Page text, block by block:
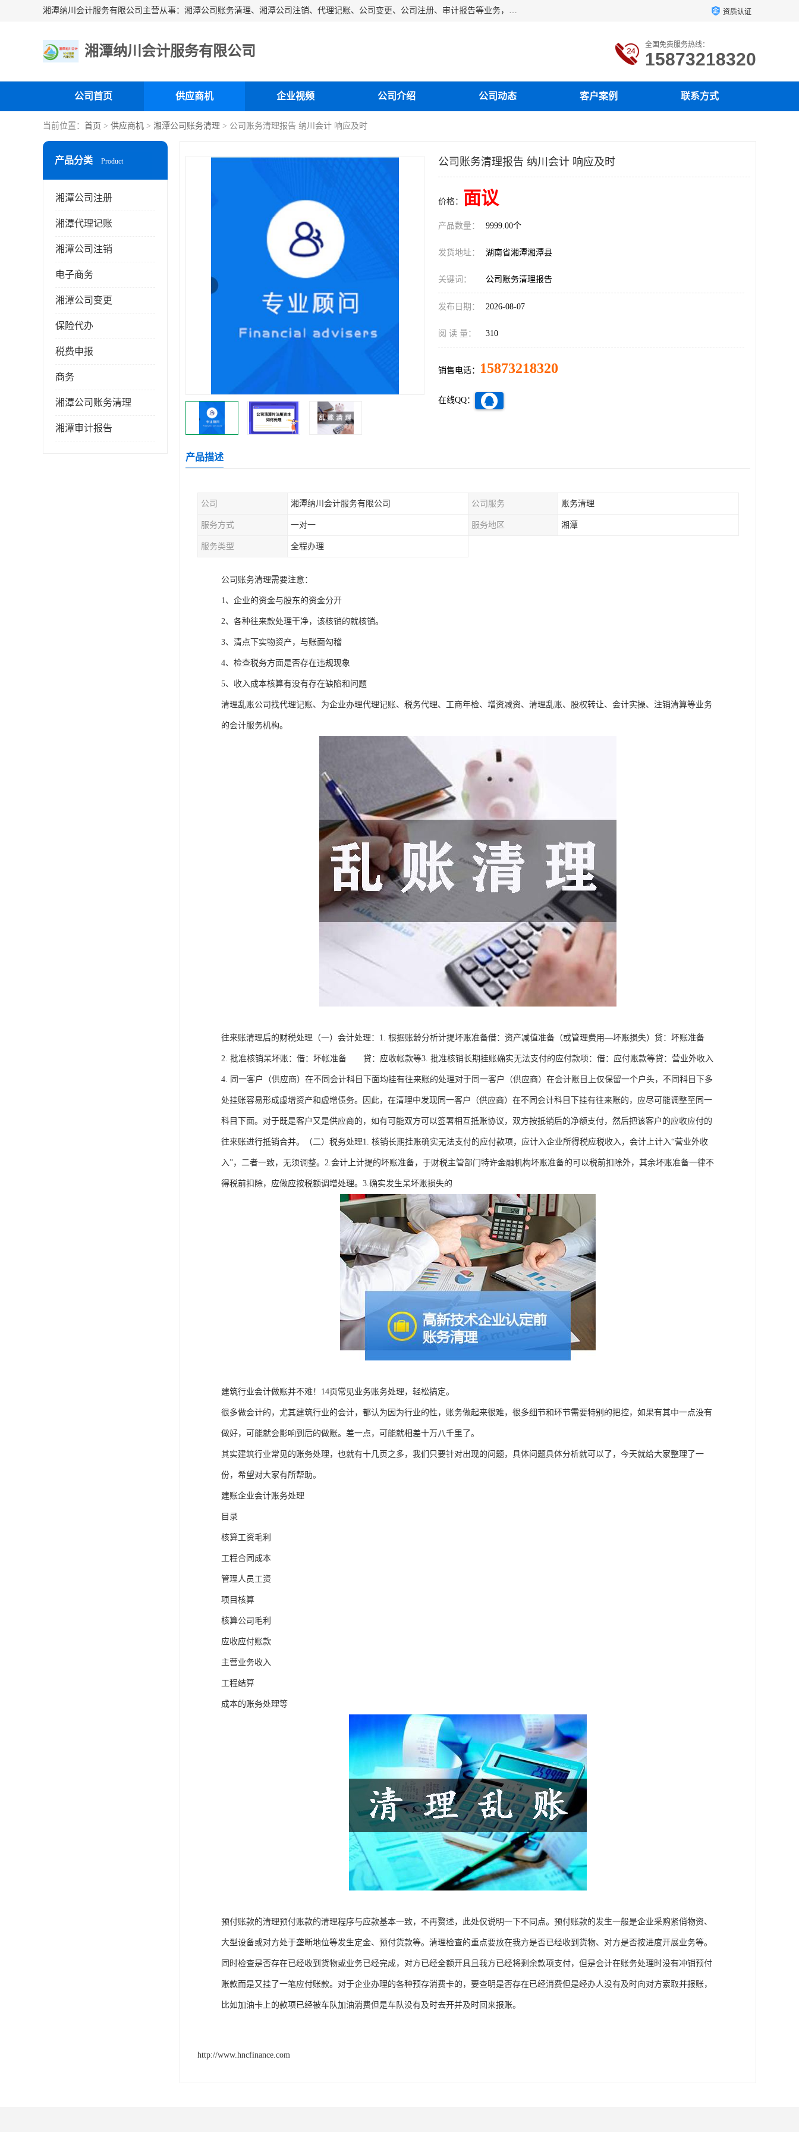
湘潭纳川会计服务有限公司主营从事：湘潭公司账务清理、湘潭公司注销、代理记账、公司变更、公司注册、审计报告等业务，公司设立有专门的代理注册部门，现有工商代办专员，部门经理从事工商代办多年，对各地区公司注册、公司变更、进出口业务等流程以及各行业公司注册、变更所需注意的细节都非常熟悉。 资质认证
湘潭纳川会计服务有限公司 全国免费服务热线：
15873218320
公司首页 供应商机 企业视频 公司介绍 公司动态 客户案例 联系方式
当前位置： 首页 > 供应商机 > 湘潭公司账务清理 > 公司账务清理报告 纳川会计 响应及时
产品分类 Product
湘潭公司注册
湘潭代理记账
湘潭公司注销
电子商务
湘潭公司变更
保险代办
税费申报
商务
湘潭公司账务清理
湘潭审计报告
公司账务清理报告 纳川会计 响应及时
价格： 面议
产品数量： 9999.00个
发货地址： 湖南省湘潭湘潭县
关键词： 公司账务清理报告
发布日期： 2026-08-07
阅 读 量： 310
销售电话： 15873218320
在线QQ：
产品描述
公司 湘潭纳川会计服务有限公司 公司服务 账务清理
服务方式 一对一 服务地区 湘潭
服务类型 全程办理
公司账务清理需要注意：
1、企业的资金与股东的资金分开
2、各种往来款处理干净，该核销的就核销。
3、清点下实物资产，与账面勾稽
4、检查税务方面是否存在违规现象
5、收入成本核算有没有存在缺陷和问题
清理乱账公司找代理记账、为企业办理代理记账、税务代理、工商年检、增资减资、清理乱账、股权转让、会计实操、注销清算等业务
的会计服务机构。
往来账清理后的财税处理（一）会计处理：1. 根据账龄分析计提坏账准备借：资产减值准备（或管理费用—坏账损失）贷：坏账准备
2. 批准核销呆坏账：借：坏帐准备 贷：应收帐款等3. 批准核销长期挂账确实无法支付的应付款项：借：应付账款等贷：营业外收入
4. 同一客户（供应商）在不同会计科目下面均挂有往来账的处理对于同一客户（供应商）在会计账目上仅保留一个户头，不同科目下多
处挂账容易形成虚增资产和虚增债务。因此，在清理中发现同一客户（供应商）在不同会计科目下挂有往来账的，应尽可能调整至同一
科目下面。对于既是客户又是供应商的，如有可能双方可以签署相互抵账协议，双方按抵销后的净额支付，然后把该客户的应收应付的
往来账进行抵销合并。（二）税务处理1. 核销长期挂账确实无法支付的应付款项，应计入企业所得税应税收入，会计上计入“营业外收
入”，二者一致，无须调整。2.会计上计提的坏账准备，于财税主管部门特许金融机构坏账准备的可以税前扣除外，其余坏账准备一律不
得税前扣除，应做应按税额调增处理。3.确实发生呆坏账损失的
建筑行业会计做账并不难！14页常见业务账务处理，轻松搞定。
很多做会计的，尤其建筑行业的会计，都认为因为行业的性，账务做起来很难，很多细节和环节需要特别的把控，如果有其中一点没有
做好，可能就会影响到后的做账。差一点，可能就相差十万八千里了。
其实建筑行业常见的账务处理，也就有十几页之多，我们只要针对出现的问题，具体问题具体分析就可以了，今天就给大家整理了一
份，希望对大家有所帮助。
建账企业会计账务处理
目录
核算工资毛利
工程合同成本
管理人员工资
项目核算
核算公司毛利
应收应付账款
主营业务收入
工程结算
成本的账务处理等
预付账款的清理预付账款的清理程序与应款基本一致，不再赘述，此处仅说明一下不同点。预付账款的发生一般是企业采购紧俏物资、
大型设备或对方处于垄断地位等发生定金、预付货款等。清理检查的重点要放在我方是否已经收到货物、对方是否按进度开展业务等。
同时检查是否存在已经收到货物或业务已经完成，对方已经全额开具且我方已经将剩余款项支付，但是会计在账务处理时没有冲销预付
账款而是又挂了一笔应付账款。对于企业办理的各种预存消费卡的，要查明是否存在已经消费但是经办人没有及时向对方索取并报账，
比如加油卡上的款项已经被车队加油消费但是车队没有及时去开并及时回来报账。
http://www.hncfinance.com